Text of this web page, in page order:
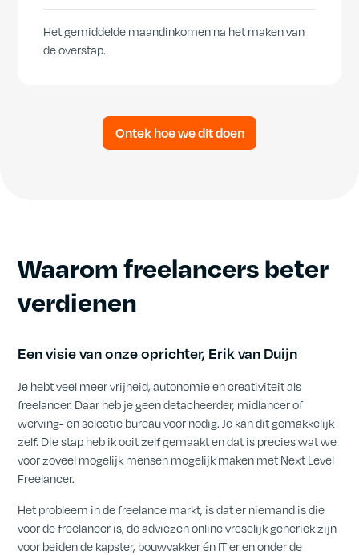
Het gemiddelde maandinkomen na het maken van
de overstap.
Ontek hoe we dit doen
Waarom freelancers beter
verdienen
Een visie van onze oprichter, Erik van Duijn
Je hebt veel meer vrijheid, autonomie en creativiteit als
freelancer. Daar heb je geen detacheerder, midlancer of
werving- en selectie bureau voor nodig. Je kan dit gemakkelijk
zelf. Die stap heb ik ooit zelf gemaakt en dat is precies wat we
voor zoveel mogelijk mensen mogelijk maken met Next Level
Freelancer.
Het probleem in de freelance markt, is dat er niemand is die
voor de freelancer is, de adviezen online vreselijk generiek zijn
voor beiden de kapster, bouwvakker én IT'er en onder de